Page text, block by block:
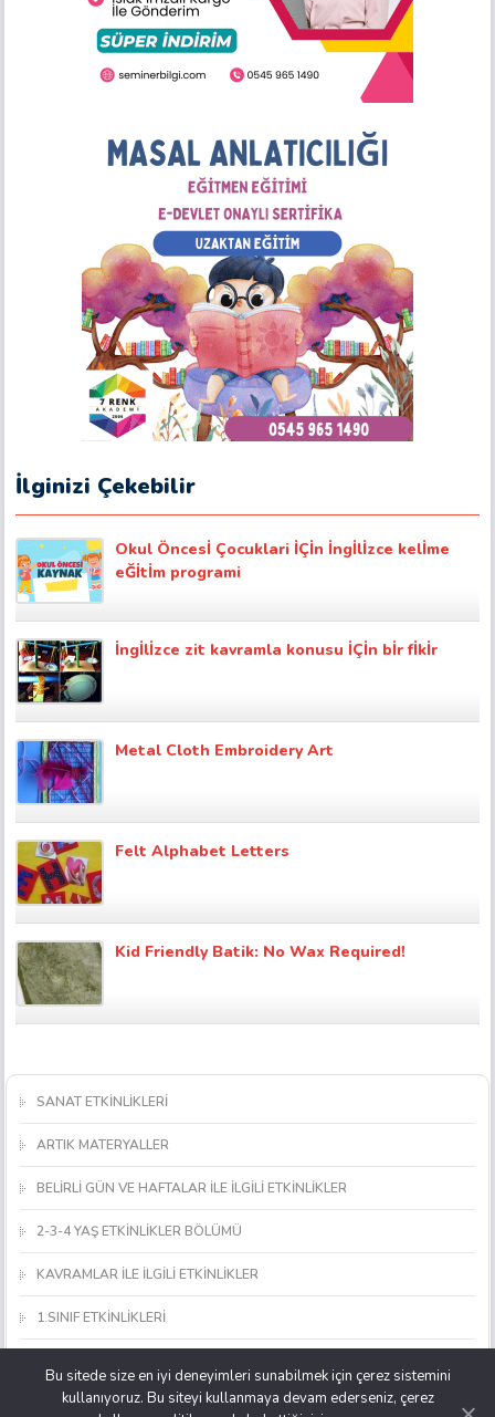
İlginizi Çekebilir
Okul Öncesİ Çocuklari İÇİn İngİlİzce kelİme
eĞİtİm programi
İngİlİzce zit kavramla konusu İÇİn bİr fİkİr
Metal Cloth Embroidery Art
Felt Alphabet Letters
Kid Friendly Batik: No Wax Required!
SANAT ETKİNLİKLERİ
ARTIK MATERYALLER
BELİRLİ GÜN VE HAFTALAR İLE İLGİLİ ETKİNLİKLER
2-3-4 YAŞ ETKİNLİKLER BÖLÜMÜ
KAVRAMLAR İLE İLGİLİ ETKİNLİKLER
1.SINIF ETKİNLİKLERİ
OKUL ÖNCESİ OYUNCAK, MATERYAL VE ARAÇ YAPIMI
Bu sitede size en iyi deneyimleri sunabilmek için çerez sistemini
kullanıyoruz. Bu siteyi kullanmaya devam ederseniz, çerez